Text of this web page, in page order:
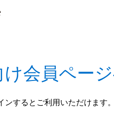
会員ペー
ンするとご利用いただけます